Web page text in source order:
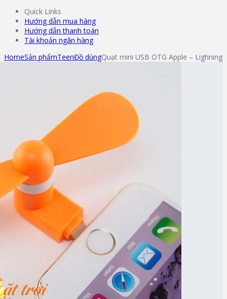
Quick Links
Hướng dẫn mua hàng
Hướng dẫn thanh toán
Tài khoản ngân hàng
HomeSản phẩmTeenĐồ dùngQuạt mini USB OTG Apple – Lighning